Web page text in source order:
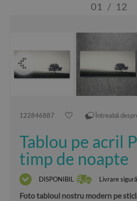
01 / 12
122846887 Întreabă
Tablou pe acril
timp de noapte
DISPONIBIL Livrare sigură
Foto tabloul nostru modern pe